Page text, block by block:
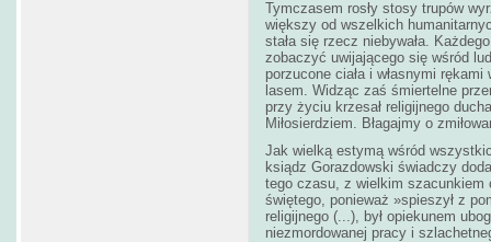
Tymczasem rosły stosy trupów
większy od wszelkich
stała się rzecz niebywała.
zobaczyć uwijającego się wśród
porzucone ciała i własnymi rękami
lasem. Widząc zaś śmiertelne
przy życiu krzesał religijnego
Miłosierdziem. Błagajmy o
Jak wielką estymą wśród
ksiądz Gorazdowski świadczy
tego czasu, z wielkim szacunkiem
świętego, ponieważ »spieszył z
religijnego (...), był opiekunem
niezmordowanej pracy i